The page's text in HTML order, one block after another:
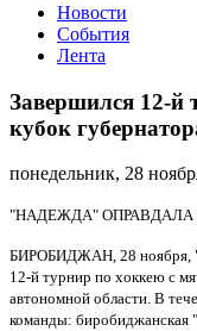
Новости
События
Лента
12-
й
турнир
хоккею
мячом
на
кубок
губернатора
ЕАО
Завершился 12-й
кубок
понедельник, 28
"НАДЕЖДА"
БИРОБИДЖАН, 28 ноября,
12-й турнир по хоккею с
автономной области. В
команды: